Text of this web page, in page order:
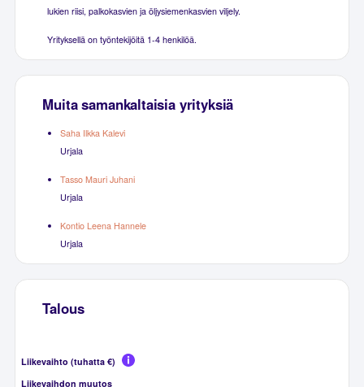
lukien riisi, palkokasvien ja öljysiemenkasvien viljely.
Yrityksellä on työntekijöitä 1-4 henkilöä.
Muita samankaltaisia yrityksiä
Saha Ilkka Kalevi
Urjala
Tasso Mauri Juhani
Urjala
Kontio Leena Hannele
Urjala
Talous
Liikevaihto (tuhatta €)
Liikevaihdon muutos